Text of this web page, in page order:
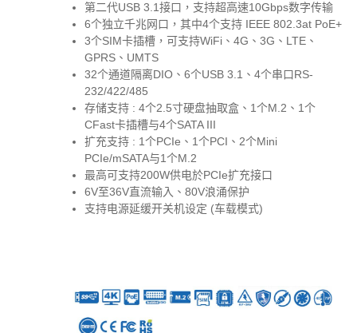
第二代USB 3.1接口，支持超高速10Gbps数字传输
6个独立千兆网口，其中4个支持 IEEE 802.3at PoE+
3个SIM卡插槽，可支持WiFi、4G、3G、LTE、
GPRS、UMTS
32个通道隔离DIO、6个USB 3.1、4个串口RS-
232/422/485
存储支持 : 4个2.5寸硬盘抽取盒、1个M.2、1个
CFast卡插槽与4个SATA III
扩充支持 : 1个PCIe、1个PCI、2个Mini
PCIe/mSATA与1个M.2
最高可支持200W供电於PCIe扩充接口
6V至36V直流输入、80V浪涌保护
支持电源延缓开关机设定 (车载模式)